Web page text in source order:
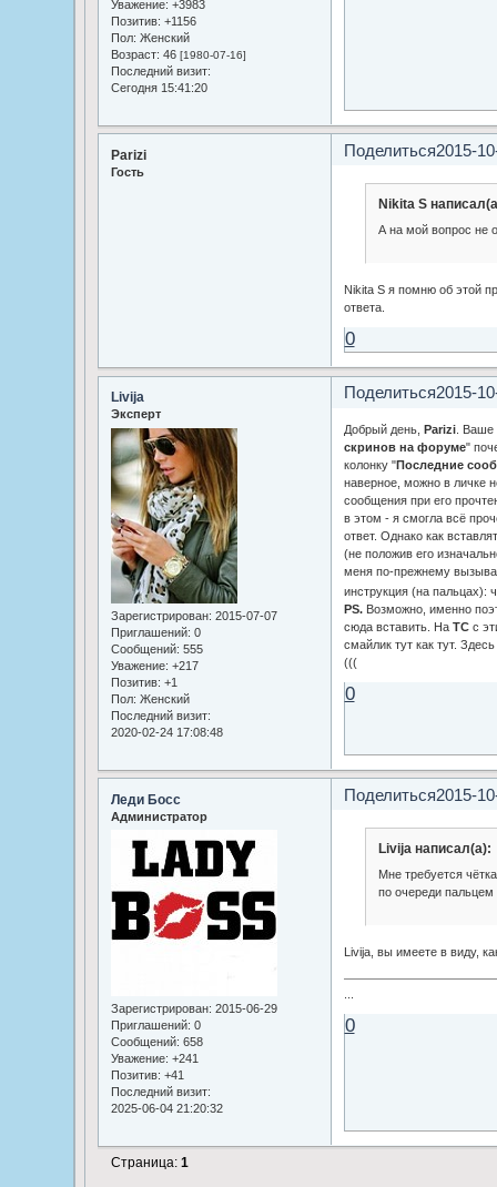
Уважение: +3983
Позитив: +1156
Пол: Женский
Возраст: 46 [1980-07-16]
Последний визит:
Сегодня 15:41:20
Поделиться2015-
Parizi
Гость
Nikita S
А на мой вопрос не
Nikita S я помню об этой
ответа.
0
Поделиться2015-
Livija
Эксперт
Зарегистрирован: 2015-07-07
Приглашений: 0
Сообщений: 555
Уважение: +217
Позитив: +1
Пол: Женский
Последний визит:
2020-02-24 17:08:48
Добрый день, Parizi. Ваше
скринов на форуме"
колонку "Последние
наверное, можно в личке
сообщения при его
в этом - я смогла всё
ответ. Однако как
(не положив его
меня по-прежнему
инструкция (на пальцах):
PS.Возможно, именно
сюда вставить. На ТСс
смайлик тут как тут.
(((
0
Поделиться2015-
Леди Босс
Администратор
Зарегистрирован: 2015-06-29
Приглашений: 0
Сообщений: 658
Уважение: +241
Позитив: +41
Последний визит:
2025-06-04 21:20:32
Livija написал(а):
Мне требуется
по очереди пальцем
Livija, вы имеете в виду,
0
Страница: 1